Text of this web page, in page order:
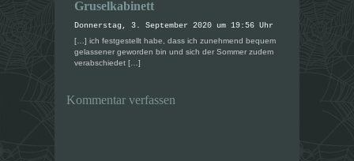
e
ö
f
n
e
t
f
n
e
Gruselkabinett
Donnerstag, 3. September 2020 um 19:56 Uhr
[…] ich festgestellt habe, dass ich zunehmend bequem
gelassener geworden bin und sich der Sommer zudem
verabschiedet […]
Kommentar verfassen